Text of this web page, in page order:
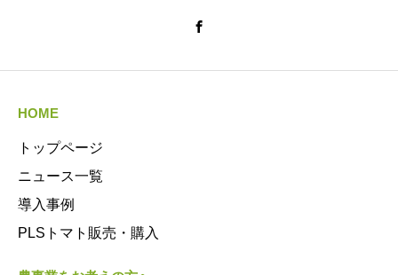
HOME
トップページ
ニュース一覧
導入事例
PLSトマト販売・購入